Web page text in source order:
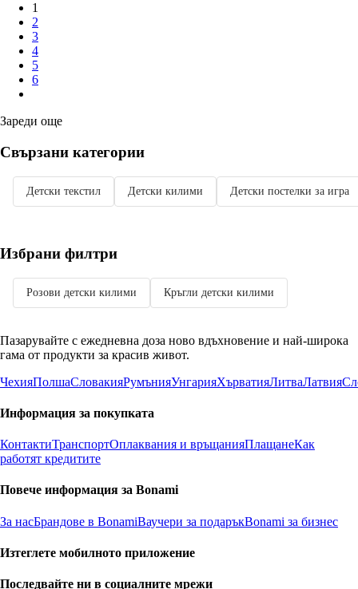
1
2
3
4
5
6
Зареди още
Свързани категории
Детски текстил Детски килими Детски постелки за игра
Избрани филтри
Розови детски килими Кръгли детски килими
Пазарувайте с ежедневна доза ново вдъхновение и най-широка
гама от продукти за красив живот.
ЧехияПолшаСловакияРумънияУнгарияХърватияЛитваЛатвия
Информация за покупката
КонтактиТранспортОплаквания и връщанияПлащанеКак
работят кредитите
Повече информация за Bonami
За насБрандове в BonamiВаучери за подаръкBonami за бизнес
Изтеглете мобилното приложение
Последвайте ни в социалните мрежи